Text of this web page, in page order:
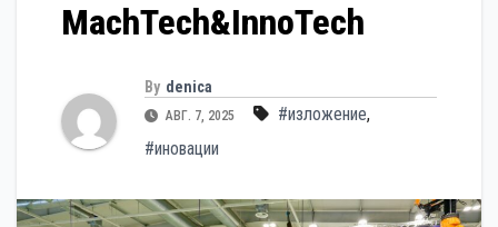
MachTech&InnoTech
By denica
АВГ. 7, 2025 #изложение,
#иновации